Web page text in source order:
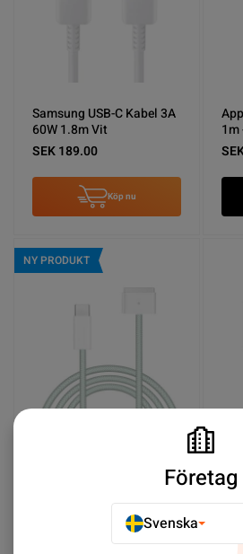
Samsung USB-C Kabel 3A
60W 1.8m Vit
SEK 189.00
Köp nu
1m
NY PRODUKT
Köp nu
Företag
Svenska